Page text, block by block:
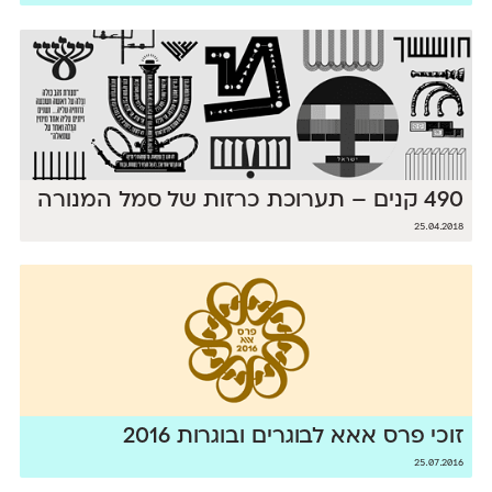
490 קנים – תערוכת כרזות של סמל המנורה
25.04.2018
זוכי פרס אאא לבוגרים ובוגרות 2016
25.07.2016